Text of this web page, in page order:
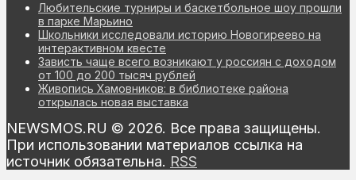
Любительские турниры и баскетбольное шоу прошли
в парке Марьино
Школьники исследовали историю Новогиреево на
интерактивном квесте
Зависть чаще всего возникают у россиян с доходом
от 100 до 200 тысяч рублей
Живопись Хамовников: в библиотеке района
открылась новая выставка
NEWSMOS.RU © 2026. Все права защищены.
При использовании материалов ссылка на
источник обязательна. RSS